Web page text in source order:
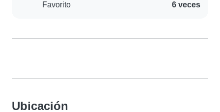
Favorito 6 veces
Ubicación